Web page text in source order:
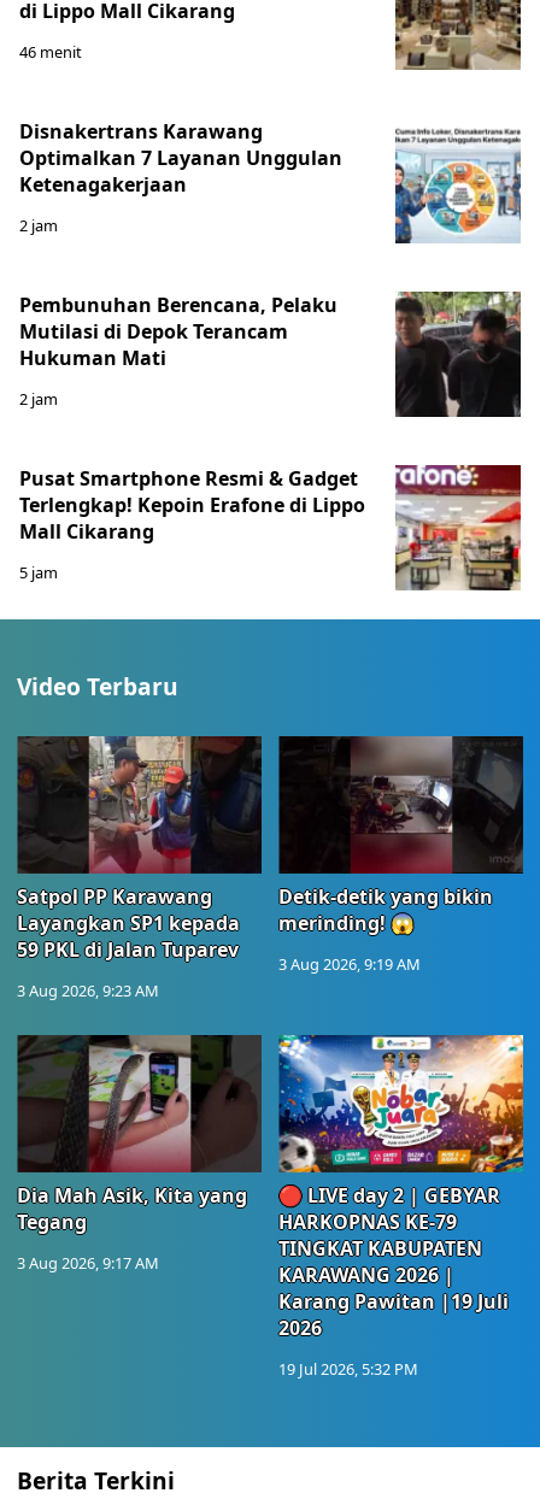
di Lippo Mall Cikarang
46 menit
Disnakertrans Karawang
Optimalkan 7 Layanan Unggulan
Ketenagakerjaan
2 jam
Pembunuhan Berencana, Pelaku
Mutilasi di Depok Terancam
Hukuman Mati
2 jam
Pusat Smartphone Resmi & Gadget
Terlengkap! Kepoin Erafone di Lippo
Mall Cikarang
5 jam
Video Terbaru
Satpol PP Karawang
Layangkan SP1 kepada
59 PKL di Jalan Tuparev
3 Aug 2026, 9:23 AM
Detik-detik yang bikin
merinding! 😱
3 Aug 2026, 9:19 AM
Dia Mah Asik, Kita yang
Tegang
3 Aug 2026, 9:17 AM
🔴 LIVE day 2 | GEBYAR
HARKOPNAS KE-79
TINGKAT KABUPATEN
KARAWANG 2026 |
Karang Pawitan |19 Juli
2026
19 Jul 2026, 5:32 PM
Berita Terkini